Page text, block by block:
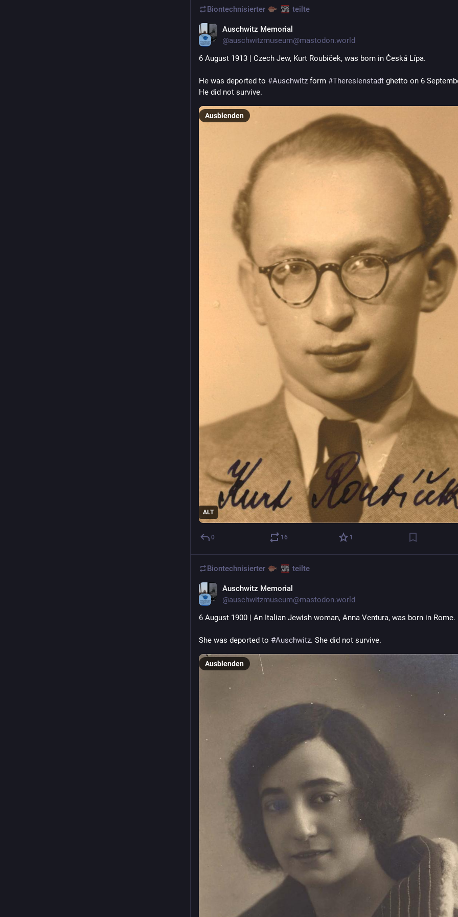
Biontechnisierter teilte
Auschwitz Memorial
@auschwitzmuseum@mastodon.world
6 August 1913 | Czech Jew, Kurt Roubiček, was born in Česká Lípa.
He was deported to #Auschwitz form #Theresienstadt ghetto on 6
He did not survive.
ALT
Ausblenden
0 16 1
Biontechnisierter teilte
Auschwitz Memorial
@auschwitzmuseum@mastodon.world
6 August 1900 | An Italian Jewish woman, Anna Ventura, was born in Rome.
She was deported to #Auschwitz. She did not survive.
Ausblenden